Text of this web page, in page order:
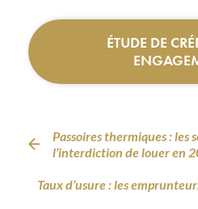
ÉTUDE DE
Passoires thermiques : les
l’interdiction de louer en
Taux d’usure : les